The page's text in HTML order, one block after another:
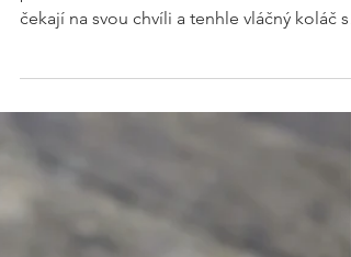
Borůvkový koláč
Množství na 1 plech Je čas otevřít mrazák a
mascarpone je přesně to, na co čekaly. Díky
mascarpone koláč zůstává krásně vláčný i
druhý den – pokud tedy vydrží! Dcera ho